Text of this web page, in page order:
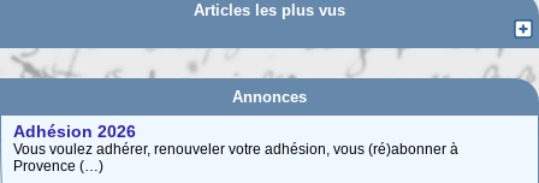
Articles les plus vus
Annonces
Adhésion 2026
Vous voulez adhérer, renouveler votre adhésion, vous (ré)abonner à
Provence (…)